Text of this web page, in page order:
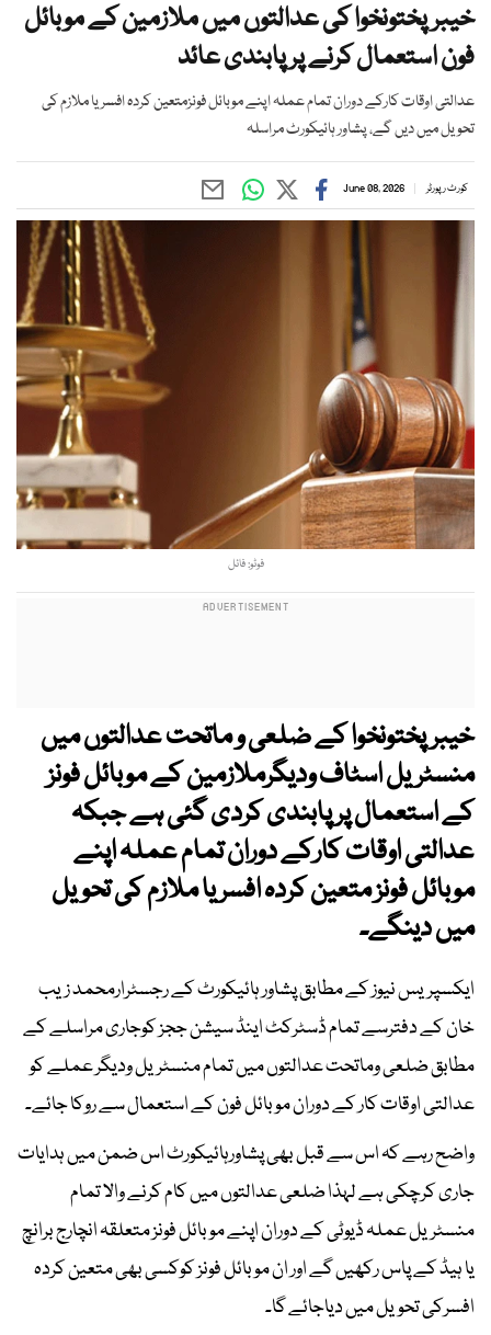
خیبرپختونخوا کی عدالتوں میں ملازمین کے موبائل
فون استعمال کرنے پر پابندی عائد
عدالتی اوقات کارکے دوران تمام عملہ اپنے موبائل فونزمتعین کردہ افسر یا ملازم کی
تحویل میں دیں گے، پشاور ہائیکورٹ مراسلہ
کورٹ رپورٹر June 08, 2026
فوٹو: فائل
خیبرپختونخوا کے ضلعی و ماتحت عدالتوں میں
منسٹریل اسٹاف ودیگرملازمین کے موبائل فونز
کے استعمال پر پابندی کردی گئی ہے جبکہ
عدالتی اوقات کارکے دوران تمام عملہ اپنے
موبائل فونز متعین کردہ افسر یا ملازم کی تحویل
میں دینگے۔
ایکسپریس نیوز کے مطابق پشاور ہائیکورٹ کے رجسٹرارمحمد زیب
خان کے دفترسے تمام ڈسٹرکٹ اینڈ سیشن ججز کوجاری مراسلے کے
مطابق ضلعی وماتحت عدالتوں میں تمام منسٹریل ودیگر عملے کو
عدالتی اوقات کار کے دوران موبائل فون کے استعمال سے روکا جائے۔
واضح رہے کہ اس سے قبل بھی پشاورہائیکورٹ اس ضمن میں ہدایات
جاری کرچکی ہے لہذا ضلعی عدالتوں میں کام کرنے والا تمام
منسٹریل عملہ ڈیوٹی کے دوران اپنے موبائل فونز متعلقہ انچارج برانچ
یا ہیڈ کے پاس رکھیں گے اور ان موبائل فونز کوکسی بھی متعین کردہ
افسرکی تحویل میں دیاجائے گا۔